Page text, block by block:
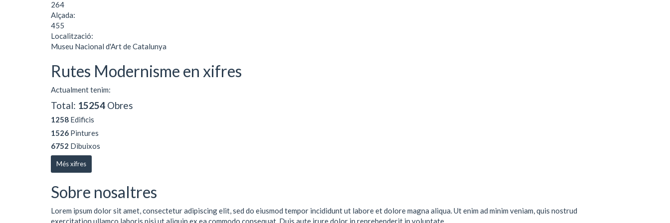
264
Alçada:
455
Localització:
Museu Nacional d'Art de Catalunya
Rutes Modernisme en xifres
Actualment tenim:
Total: 15254 Obres
1258 Edificis
1526 Pintures
6752 Dibuixos
Més xifres
Sobre nosaltres
Lorem ipsum dolor sit amet, consectetur adipiscing elit, sed do eiusmod tempor incididunt ut labore et dolore magna aliqua. Ut enim ad minim veniam, quis nostrud
exercitation ullamco laboris nisi ut aliquip ex ea commodo consequat. Duis aute irure dolor in reprehenderit in voluptate ...